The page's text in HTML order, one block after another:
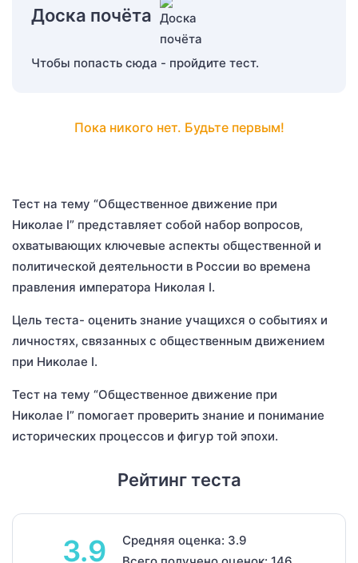
Доска почёта
Чтобы попасть сюда - пройдите тест.
Пока никого нет. Будьте первым!
Тест на тему “Общественное движение при
Николае I” представляет собой набор вопросов,
охватывающих ключевые аспекты общественной и
политической деятельности в России во времена
правления императора Николая I.
Цель теста- оценить знание учащихся о событиях и
личностях, связанных с общественным движением
при Николае I.
Тест на тему “Общественное движение при
Николае I” помогает проверить знание и понимание
исторических процессов и фигур той эпохи.
Рейтинг теста
3.9
Средняя оценка: 3.9